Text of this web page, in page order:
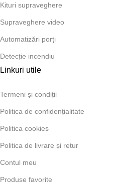
Kituri supraveghere
Supraveghere video
Automatizări porți
Detecție incendiu
Linkuri utile
Termeni și condiții
Politica de confidențialitate
Politica cookies
Politica de livrare și retur
Contul meu
Produse favorite